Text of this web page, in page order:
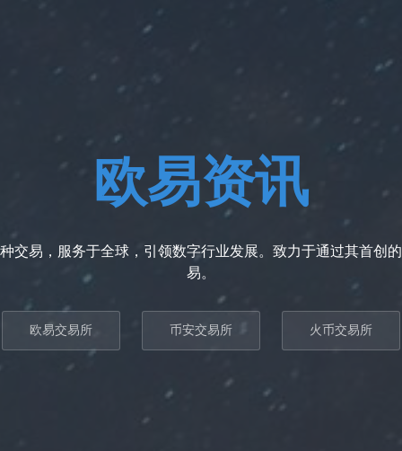
欧易资讯
交易，服务于全球，引领数字行业发展。致力于通过其首创
易。
欧易交易所 币安交易所 火币交易所